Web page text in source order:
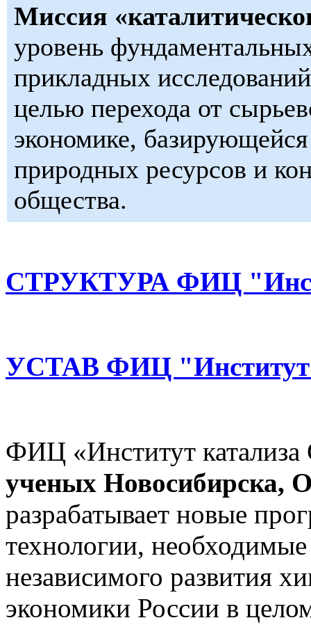
Миссия
уровень
прикладных
целью перехода от
экономике,
природных ресурсов и
общества.
СТРУКТУРА ФИЦ
УСТАВ ФИЦ "Институт
ФИЦ «Институт
ученых Новосибирска,
разрабатывает новые
технологии,
независимого развития
экономики России в